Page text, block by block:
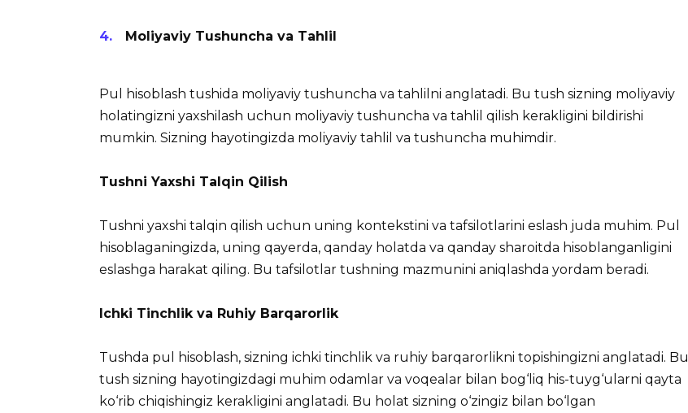
Moliyaviy Tushuncha va Tahlil
Pul hisoblash tushida moliyaviy tushuncha va tahlilni anglatadi. Bu tush sizning moliyaviy
holatingizni yaxshilash uchun moliyaviy tushuncha va tahlil qilish kerakligini bildirishi
mumkin. Sizning hayotingizda moliyaviy tahlil va tushuncha muhimdir.
Tushni Yaxshi Talqin Qilish
Tushni yaxshi talqin qilish uchun uning kontekstini va tafsilotlarini eslash juda muhim. Pul
hisoblaganingizda, uning qayerda, qanday holatda va qanday sharoitda hisoblanganligini
eslashga harakat qiling. Bu tafsilotlar tushning mazmunini aniqlashda yordam beradi.
Ichki Tinchlik va Ruhiy Barqarorlik
Tushda pul hisoblash, sizning ichki tinchlik va ruhiy barqarorlikni topishingizni anglatadi. Bu
tush sizning hayotingizdagi muhim odamlar va voqealar bilan bog‘liq his-tuyg‘ularni qayta
ko‘rib chiqishingiz kerakligini anglatadi. Bu holat sizning o‘zingiz bilan bo‘lgan